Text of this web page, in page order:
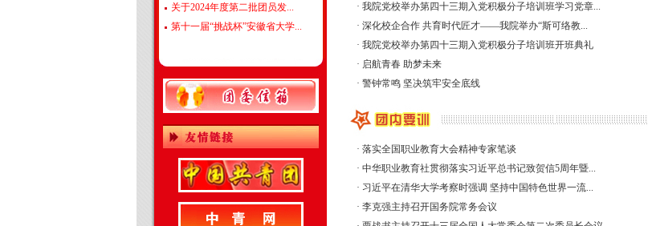
关于2024年度第二批团员发...
第十一届“挑战杯”安徽省大学...
· 我院党校举办第四十三期入党积极分子培训班学习党章...
· 深化校企合作 共育时代匠才——我院举办“斯可络教...
· 我院党校举办第四十三期入党积极分子培训班开班典礼
· 启航青春 助梦未来
· 警钟常鸣 坚决筑牢安全底线
· 落实全国职业教育大会精神专家笔谈
· 中华职业教育社贯彻落实习近平总书记致贺信5周年暨...
· 习近平在清华大学考察时强调 坚持中国特色世界一流...
· 李克强主持召开国务院常务会议